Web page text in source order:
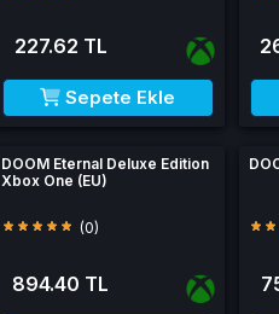
227.62 TL
Sepete Ekle
DOOM Eternal Deluxe Edition
Xbox One (EU)
(0)
894.40 TL